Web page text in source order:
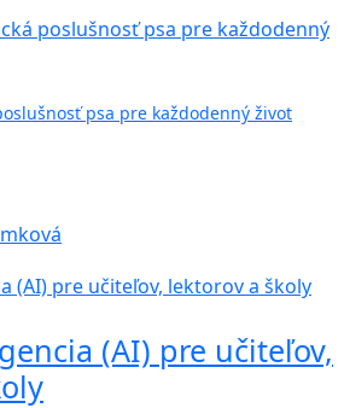
psa pre každodenný život
(AI) pre učiteľov,